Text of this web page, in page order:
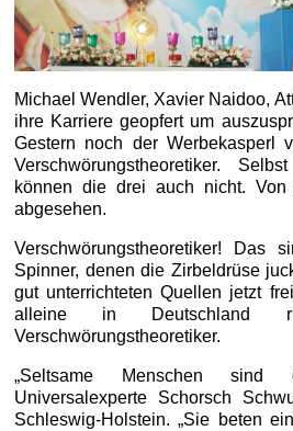
Michael Wendler, Xavier Naidoo,
ihre Karriere geopfert um
Gestern noch der Werbekasperl
Verschwörungstheoretiker.
können die drei auch nicht. Von
abgesehen.
Verschwörungstheoretiker! Das
Spinner, denen die Zirbeldrüse
gut unterrichteten Quellen jetzt
alleine in Deutschland
Verschwörungstheoretiker.
„Seltsame Menschen sind
Universalexperte Schorsch
Schleswig-Holstein. „Sie beten